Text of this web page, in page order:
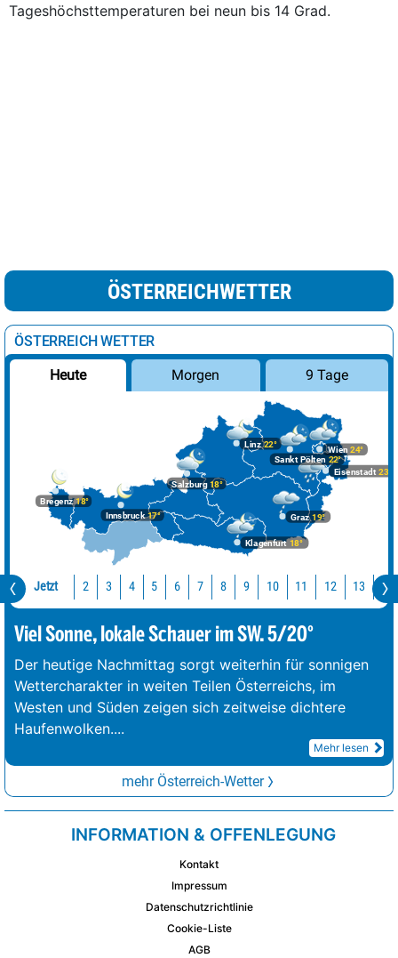
Tageshöchsttemperaturen bei neun bis 14 Grad.
ÖSTERREICHWETTER
ÖSTERREICH WETTER
Heute Morgen 9 Tage
Bregenz18°
Graz19°
Innsbruck17°
Klagenfurt 18°
Linz22°
Salzburg18°
Wien 24°
Eisenstadt 23°
Sankt Pölten 22°
Jetzt 2 3 4 5 6 7 8 9 10 11 12 13 14
Viel Sonne, lokale Schauer im SW. 5/20°
Der heutige Nachmittag sorgt weiterhin für sonnigen
Wettercharakter in weiten Teilen Österreichs, im
Westen und Süden zeigen sich zeitweise dichtere
Haufenwolken....
Mehr lesen
mehr Österreich-Wetter
INFORMATION & OFFENLEGUNG
Kontakt
Impressum
Datenschutzrichtlinie
Cookie-Liste
AGB